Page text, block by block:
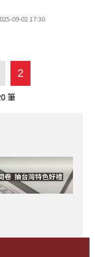
09-02 17:30
2
筆